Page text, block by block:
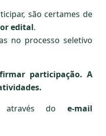
são certames de
edital.
no processo seletivo
participação. A
através do e-mail